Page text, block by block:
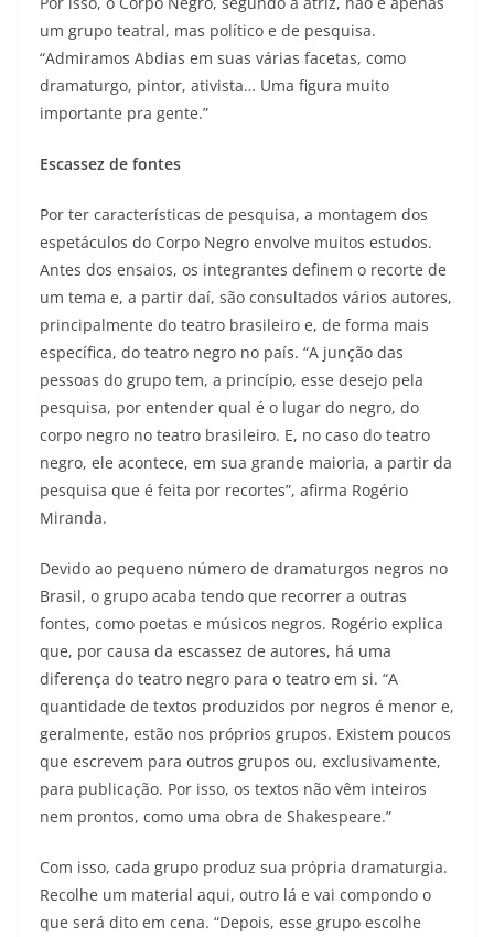
um grupo teatral, mas político e de pesquisa.
“Admiramos Abdias em suas várias facetas, como
dramaturgo, pintor, ativista… Uma figura muito
importante pra gente.”
Escassez de fontes
Por ter características de pesquisa, a montagem dos
espetáculos do Corpo Negro envolve muitos estudos.
Antes dos ensaios, os integrantes definem o recorte de
um tema e, a partir daí, são consultados vários autores,
principalmente do teatro brasileiro e, de forma mais
específica, do teatro negro no país. “A junção das
pessoas do grupo tem, a princípio, esse desejo pela
pesquisa, por entender qual é o lugar do negro, do
corpo negro no teatro brasileiro. E, no caso do teatro
negro, ele acontece, em sua grande maioria, a partir da
pesquisa que é feita por recortes”, afirma Rogério
Miranda.
Devido ao pequeno número de dramaturgos negros no
Brasil, o grupo acaba tendo que recorrer a outras
fontes, como poetas e músicos negros. Rogério explica
que, por causa da escassez de autores, há uma
diferença do teatro negro para o teatro em si. “A
quantidade de textos produzidos por negros é menor e,
geralmente, estão nos próprios grupos. Existem poucos
que escrevem para outros grupos ou, exclusivamente,
para publicação. Por isso, os textos não vêm inteiros
nem prontos, como uma obra de Shakespeare.”
Com isso, cada grupo produz sua própria dramaturgia.
Recolhe um material aqui, outro lá e vai compondo o
que será dito em cena. “Depois, esse grupo escolhe